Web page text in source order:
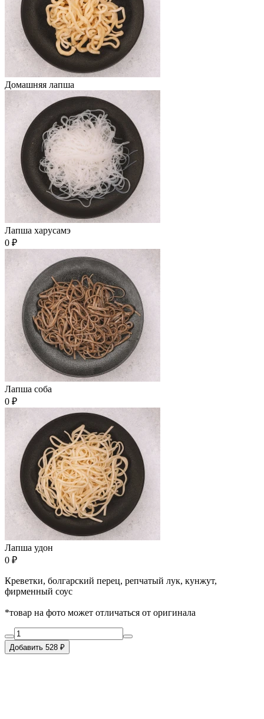
Домашняя лапша
Лапша харусамэ
0 ₽
Лапша соба
0 ₽
Лапша удон
0 ₽
Креветки, болгарский перец, репчатый лук, кунжут,
фирменный соус
*товар на фото может отличаться от оригинала
Добавить 528 ₽